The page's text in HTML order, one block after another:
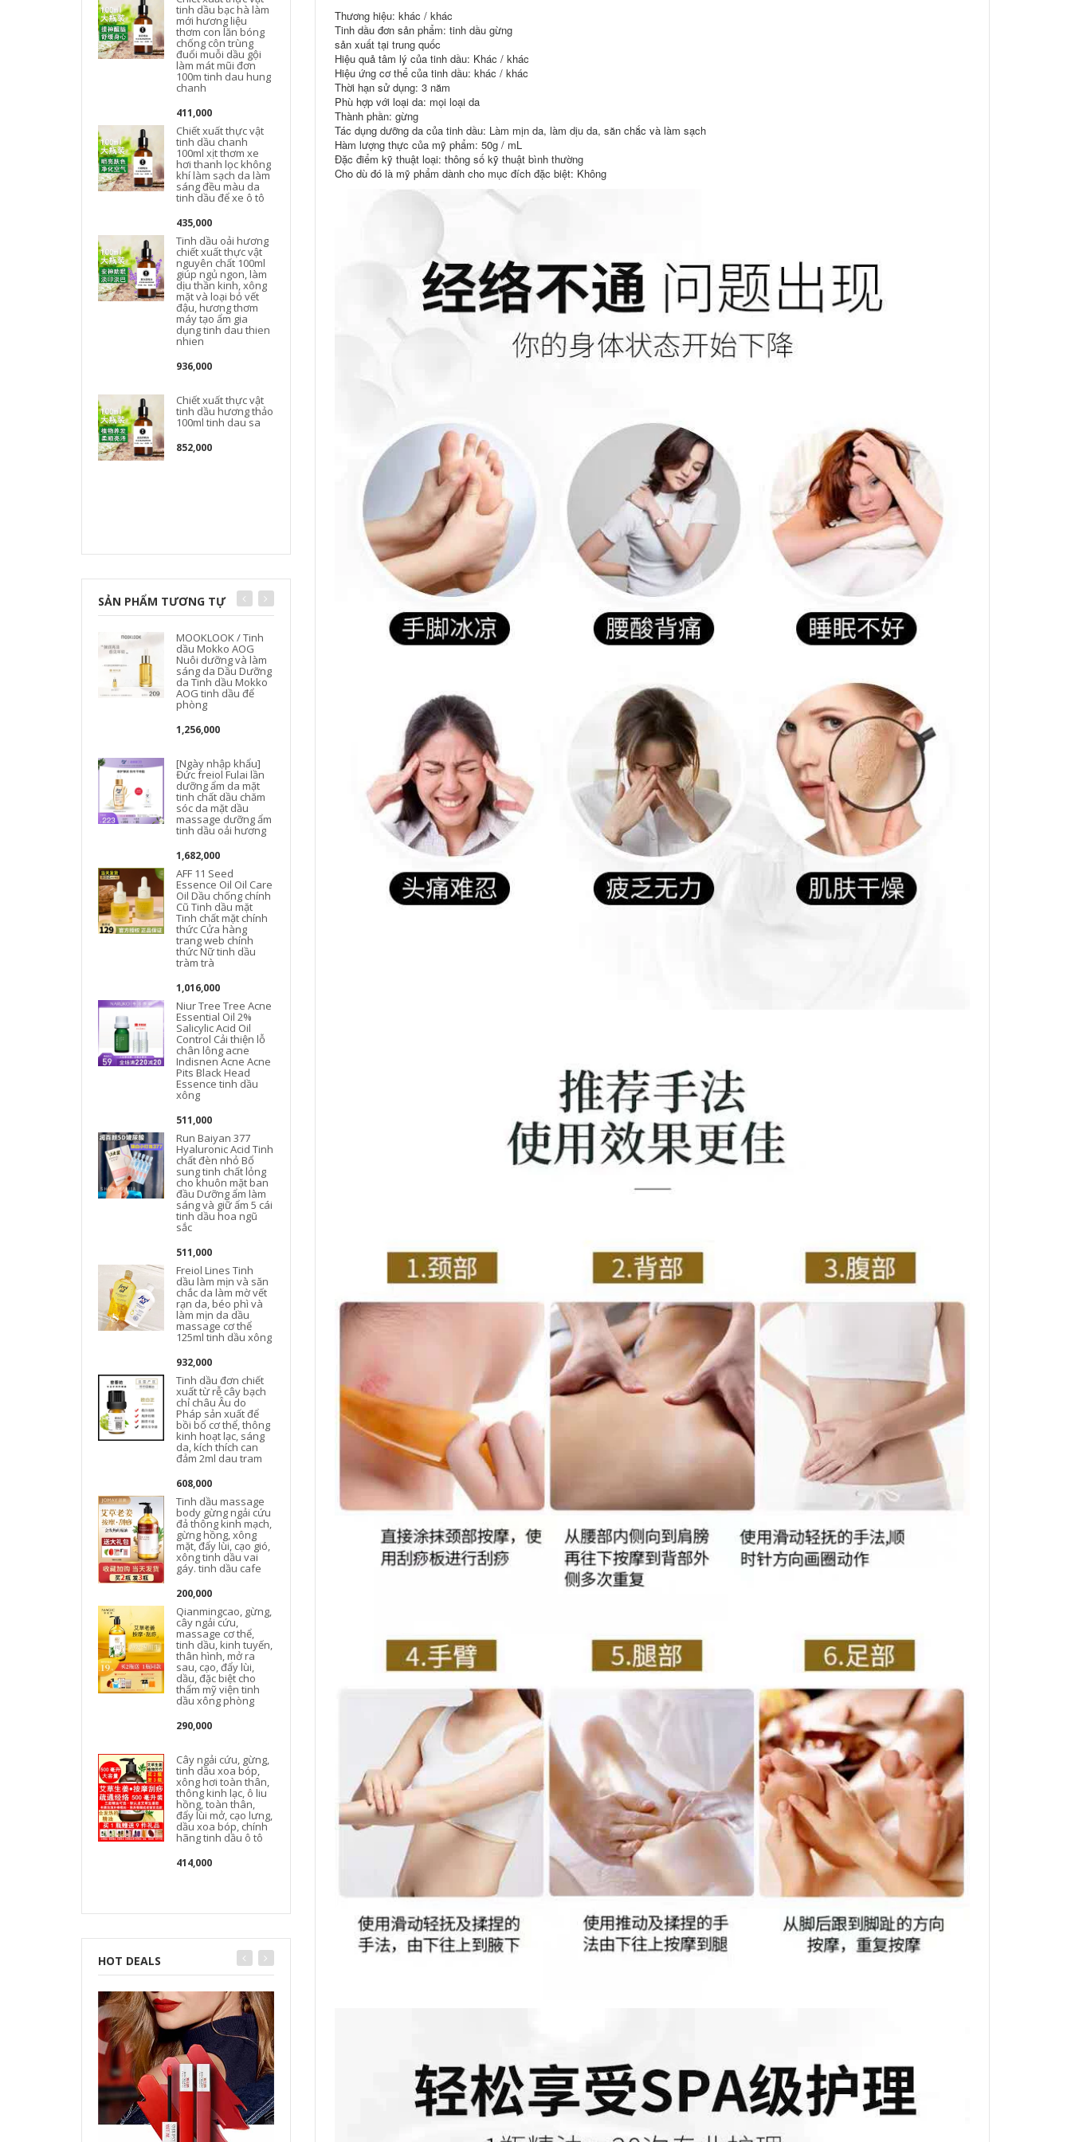
tinh dầu bạc hà làm
mới hương liệu
thơm con lăn bóng
chống côn trùng
đuổi muỗi dầu gội
làm mát mũi đơn
100m tinh dau hung
chanh
411,000
Chiết xuất thực vật
tinh dầu chanh
100ml xịt thơm xe
hơi thanh lọc không
khí làm sạch da làm
sáng đều màu da
tinh dầu để xe ô tô
435,000
Tinh dầu oải hương
chiết xuất thực vật
nguyên chất 100ml
giúp ngủ ngon, làm
dịu thần kinh, xông
mặt và loại bỏ vết
đậu, hương thơm
máy tạo ẩm gia
dụng tinh dau thien
nhien
936,000
Chiết xuất thực vật
tinh dầu hương thảo
100ml tinh dau sa
852,000
chiết xuất thực vật
100ml Gua Sha,
bụng làm sạch da
massage làm đẹp
da, thông kinh lạc,
thông lưng, minh
mẫn tinh dầu giá rẻ
744,000
Tinh dầu cỏ roi
ngựa nguyên chất
chiết xuất từ ​​chanh
hương 100ml giúp
giảm chứng mất
ngủ, giảm căng
thư giãn tinh dầu
Chiết xuất thực vật
Cedarwood 100ml
Dầu thơm kiểm soát
dầu Làm dịu tâm
trạng Chăm sóc tóc
Dưỡng tóc Chống
gàu Massage mặt
chiết xuất thực vật
30ml thu nhỏ lỗ
chân lông và làm
săn chắc da cân
bằng bã nhờn
dưỡng ẩm kiểm soát
dầu trên khuôn mặt
tinh dầu hoa sen
411,000
556,000
tinh dầu thì là 100ml
săn chắc da ngực
massage điều hòa
491,000
Tinh dầu hoa cúc
chiết xuất thực vật
da tinh khiết sửa
chữa máu đỏ, phục
hồi da, làm dịu giấc
SẢN PHẨM TƯƠNG TỰ
MOOKLOOK / Tinh
dầu Mokko AOG
Nuôi dưỡng và làm
sáng da Dầu Dưỡng
da Tinh dầu Mokko
AOG tinh dầu để
phòng
1,256,000
[Ngày nhập khẩu]
Đức freiol Fulai lần
dưỡng ẩm da mặt
tinh chất dầu chăm
sóc da mặt dầu
massage dưỡng ẩm
tinh dầu oải hương
1,682,000
AFF 11 Seed
Essence Oil Oil Care
Oil Dầu chống chính
Cũ Tinh dầu mặt
Tinh chất mặt chính
thức Cửa hàng
trang web chính
thức Nữ tinh dầu
tràm trà
1,016,000
Niur Tree Tree Acne
Essential Oil 2%
Salicylic Acid Oil
Control Cải thiện lỗ
chân lông acne
Indisnen Acne Acne
Pits Black Head
Essence tinh dầu
xông
511,000
Run Baiyan 377
Hyaluronic Acid Tinh
chất đèn nhỏ Bổ
sung tinh chất lỏng
cho khuôn mặt ban
đầu Dưỡng ẩm làm
sáng và giữ ẩm 5 cái
tinh dầu hoa ngũ
sắc
511,000
Freiol Lines Tinh
dầu làm mịn và săn
chắc da làm mờ vết
rạn da, béo phì và
làm mịn da dầu
massage cơ thể
125ml tinh dầu xông
932,000
Tinh dầu đơn chiết
xuất từ ​​rễ cây bạch
chỉ châu Âu do
Pháp sản xuất để
bồi bổ cơ thể, thông
kinh hoạt lạc, sáng
da, kích thích can
đảm 2ml dau tram
608,000
Tinh dầu massage
body gừng ngải cứu
đả thông kinh mạch,
gừng hồng, xông
mặt, đẩy lùi, cạo gió,
xông tinh dầu vai
gáy. tinh dầu cafe
200,000
Qianmingcao, gừng,
cây ngải cứu,
massage cơ thể,
tinh dầu, kinh tuyến,
thân hình, mở ra
sau, cạo, đẩy lùi,
dầu, đặc biệt cho
thẩm mỹ viện tinh
dầu xông phòng
290,000
Cây ngải cứu, gừng,
tinh dầu xoa bóp,
xông hơi toàn thân,
thông kinh lạc, ô liu
hồng, toàn thân,
đẩy lùi mở, cạo lưng,
dầu xoa bóp, chính
hãng tinh dầu ô tô
414,000
Dầu xoa bóp gừng
Tongrentang tinh
Tinh Dầu Ôliu
Massage Toàn
Thân Thông Kinh
Lạc, Gua Sha, Đẩy
Dầu, Mở Lưng, Đẩy
Lưng, Massage
Toàn Thân, Vai, Cổ,
Mặt, Mặt SPA tinh
dầu hoa oải hương
Tinh dầu massage
toàn thân vùng kín
cặp đôi sexy đẩy
dầu body vượt qua
Massage Toàn
Thân Thông Kinh
Lạc, Gua Sha, Đẩy
Dầu, Mở Lưng, Đẩy
Toàn Thân, Vai, Cổ,
Mặt, Mặt SPA tinh
tinh dầu làm hết nốt
sần, làm thông bầu
ngực, thông bạch
huyết và vùng phụ
vú, nâng và săn
chắc ngực, săn chắc
thẩm mỹ viện tinh
dầu nước hoa
1,172,000
500ml ngải cứu,
gừng, xông tinh dầu,
thông kinh lạc, hoa
hồng, mặt, vai, cổ,
ngải cứu, mở lưng,
đẩy tinh dầu tinh
Dầu xoa bóp cho trẻ
sơ sinh Chăm sóc
da toàn thân đặc
Chính hãng Man
Taki Royal Men's
Essential Oil Man
Taki Spray Spray
Hong Kong Man
Taki Adult Massage
Essential Oil tinh
dầu nguyên chất
Tinh dầu hoa hồng
Renhe Massage
cổ, mặt, mặt. dầu bơ
Tinh dầu, tinh dầu
massage, tinh dầu
hoa hồng, tinh dầu
đẩy cơ thể tinh dầu
chất Ananjin tinh
dầu dưỡng da và
massage toàn thân
dầu bưởi kích thích
mọc tóc
219,000
Tinh dầu massage
gừng và ngải cứu
toàn thân, đả thông
kinh mạch, hạ sốt,
Tinh dầu xoa bóp
đả thông kinh mạch
và đả thông kinh
bóp, gừng hồng,
tinh dầu đẩy cơ thể,
ngải cứu, mặt, vai,
gáy, mở lưng, toàn
thân chính hãng
tinh dầu muỗi
410,000
Tinh dầu oải hương
chính hãng của Anh
massage toàn thân
thải độc và đả thông
hoa bưởi
628,000
Yuan Yongyi] Dầu
hạt xoa bóp Xige
Mahogany Seed Oil
Dưỡng thể Dầu
dưỡng da tinh dầu
xe hơi cao cấp
Massage Facial
dầu làm loãng các
vết mụn chính hãng
Nữ tinh dầu hương
thảo
1,256,000
500ml tinh dầu gừng
ngải cứu massage
toàn thân, vai gáy
và mặt, đả thông
kinh mạch, ô liu
thông lưng, thông
phế, đẩy dầu. tinh
dầu nho
HOT DEALS
Thương hiệu: khác / khác
Tinh dầu đơn sản phẩm: tinh dầu gừng
sản xuất tại trung quốc
Hiệu quả tâm lý của tinh dầu: Khác / khác
Hiệu ứng cơ thể của tinh dầu: khác / khác
Thời hạn sử dụng: 3 năm
Phù hợp với loại da: mọi loại da
Thành phần: gừng
Tác dụng dưỡng da của tinh dầu: Làm mịn da, làm dịu da, săn chắc và làm sạch
Hàm lượng thực của mỹ phẩm: 50g / mL
Đặc điểm kỹ thuật loại: thông số kỹ thuật bình thường
Cho dù đó là mỹ phẩm dành cho mục đích đặc biệt: Không